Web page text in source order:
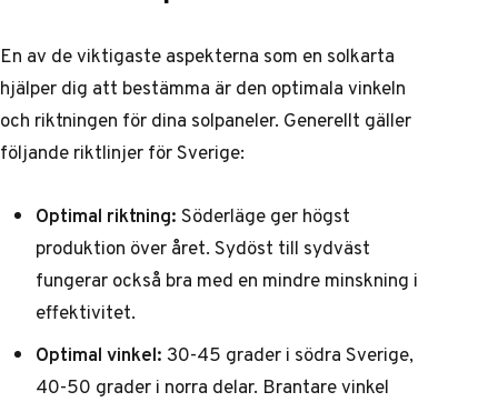
En av de viktigaste aspekterna som en solkarta
hjälper dig att bestämma är den optimala vinkeln
och riktningen för dina solpaneler. Generellt gäller
följande riktlinjer för Sverige:
Optimal riktning:Söderläge ger högst
produktion över året. Sydöst till sydväst
fungerar också bra med en mindre minskning i
effektivitet.
Optimal vinkel:30-45 grader i södra Sverige,
40-50 grader i norra delar. Brantare vinkel